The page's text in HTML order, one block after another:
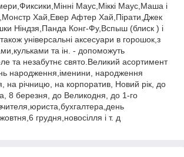
Маус,Міккі Маус,Маша і
Хай,Евер Афтер Хай,Пірати,Джек
Ніндзя,Панда Конг-Фу,Вспыш (блиск ) і
універсальні аксесуари в горошок,з
та ін. - допоможуть
та незабутнє свято.Великий асортимент
народження,іменини, народження
на річницю, на корпоратив, Новий рік, до
8 березня, до Великодня, до 1-го
грудня,новосілля і т. д